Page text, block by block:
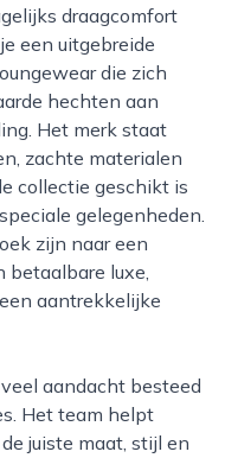
draagcomfort
een uitgebreide
die zich
hechten aan
Het merk staat
zachte materialen
collectie geschikt is
gelegenheden.
zijn naar een
betaalbare luxe,
aantrekkelijke
Het team helpt
juiste maat, stijl en